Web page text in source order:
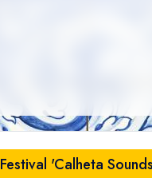
Festival 'Calheta